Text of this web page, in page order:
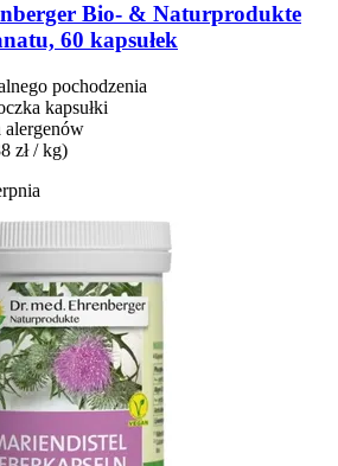
Bio- & Naturprodukte
60 kapsułek
pochodzenia
kapsułki
alergenów
zł / kg)